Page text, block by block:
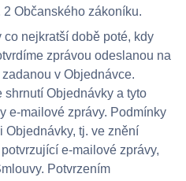
Občanského zákoníku.
nejkratší době poté, kdy
zprávou odeslanou na
v Objednávce.
shrnutí Objednávky a tyto
e-mailové zprávy. Podmínky
Objednávky, tj. ve znění
e-mailové zprávy,
Potvrzením